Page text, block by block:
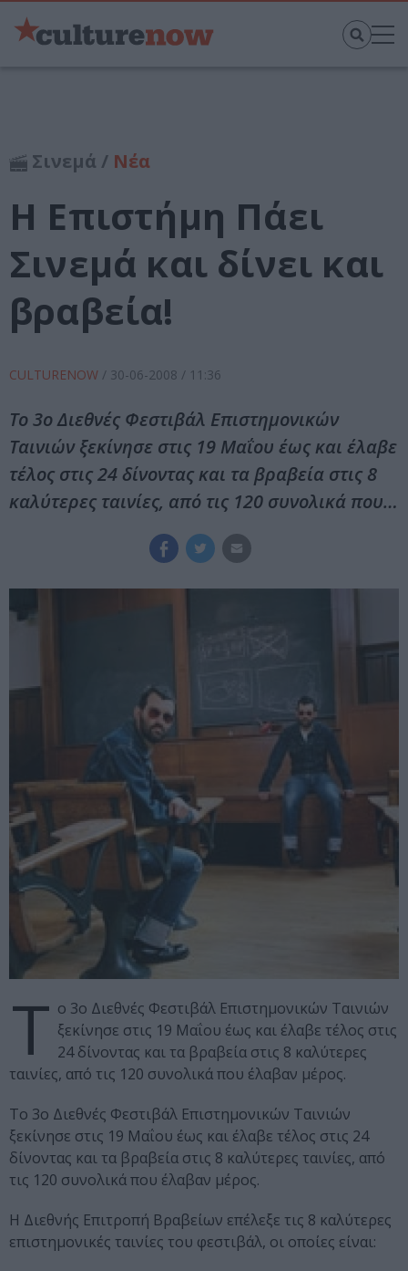
Σινεμά / Νέα
Η Επιστήμη Πάει
Σινεμά και δίνει και
βραβεία!
CULTURENOW / 30-06-2008 / 11:36
To 3ο Διεθνές Φεστιβάλ Επιστημονικών
Ταινιών ξεκίνησε στις 19 Μαΐου έως και έλαβε
τέλος στις 24 δίνοντας και τα βραβεία στις 8
καλύτερες ταινίες, από τις 120 συνολικά που…
T o 3ο Διεθνές Φεστιβάλ Επιστημονικών Ταινιών
ξεκίνησε στις 19 Μαΐου έως και έλαβε τέλος στις
24 δίνοντας και τα βραβεία στις 8 καλύτερες
ταινίες, από τις 120 συνολικά που έλαβαν μέρος.
To 3ο Διεθνές Φεστιβάλ Επιστημονικών Ταινιών
ξεκίνησε στις 19 Μαΐου έως και έλαβε τέλος στις 24
δίνοντας και τα βραβεία στις 8 καλύτερες ταινίες, από
τις 120 συνολικά που έλαβαν μέρος.
Η Διεθνής Επιτροπή Βραβείων επέλεξε τις 8 καλύτερες
επιστημονικές ταινίες του φεστιβάλ, οι οποίες είναι: